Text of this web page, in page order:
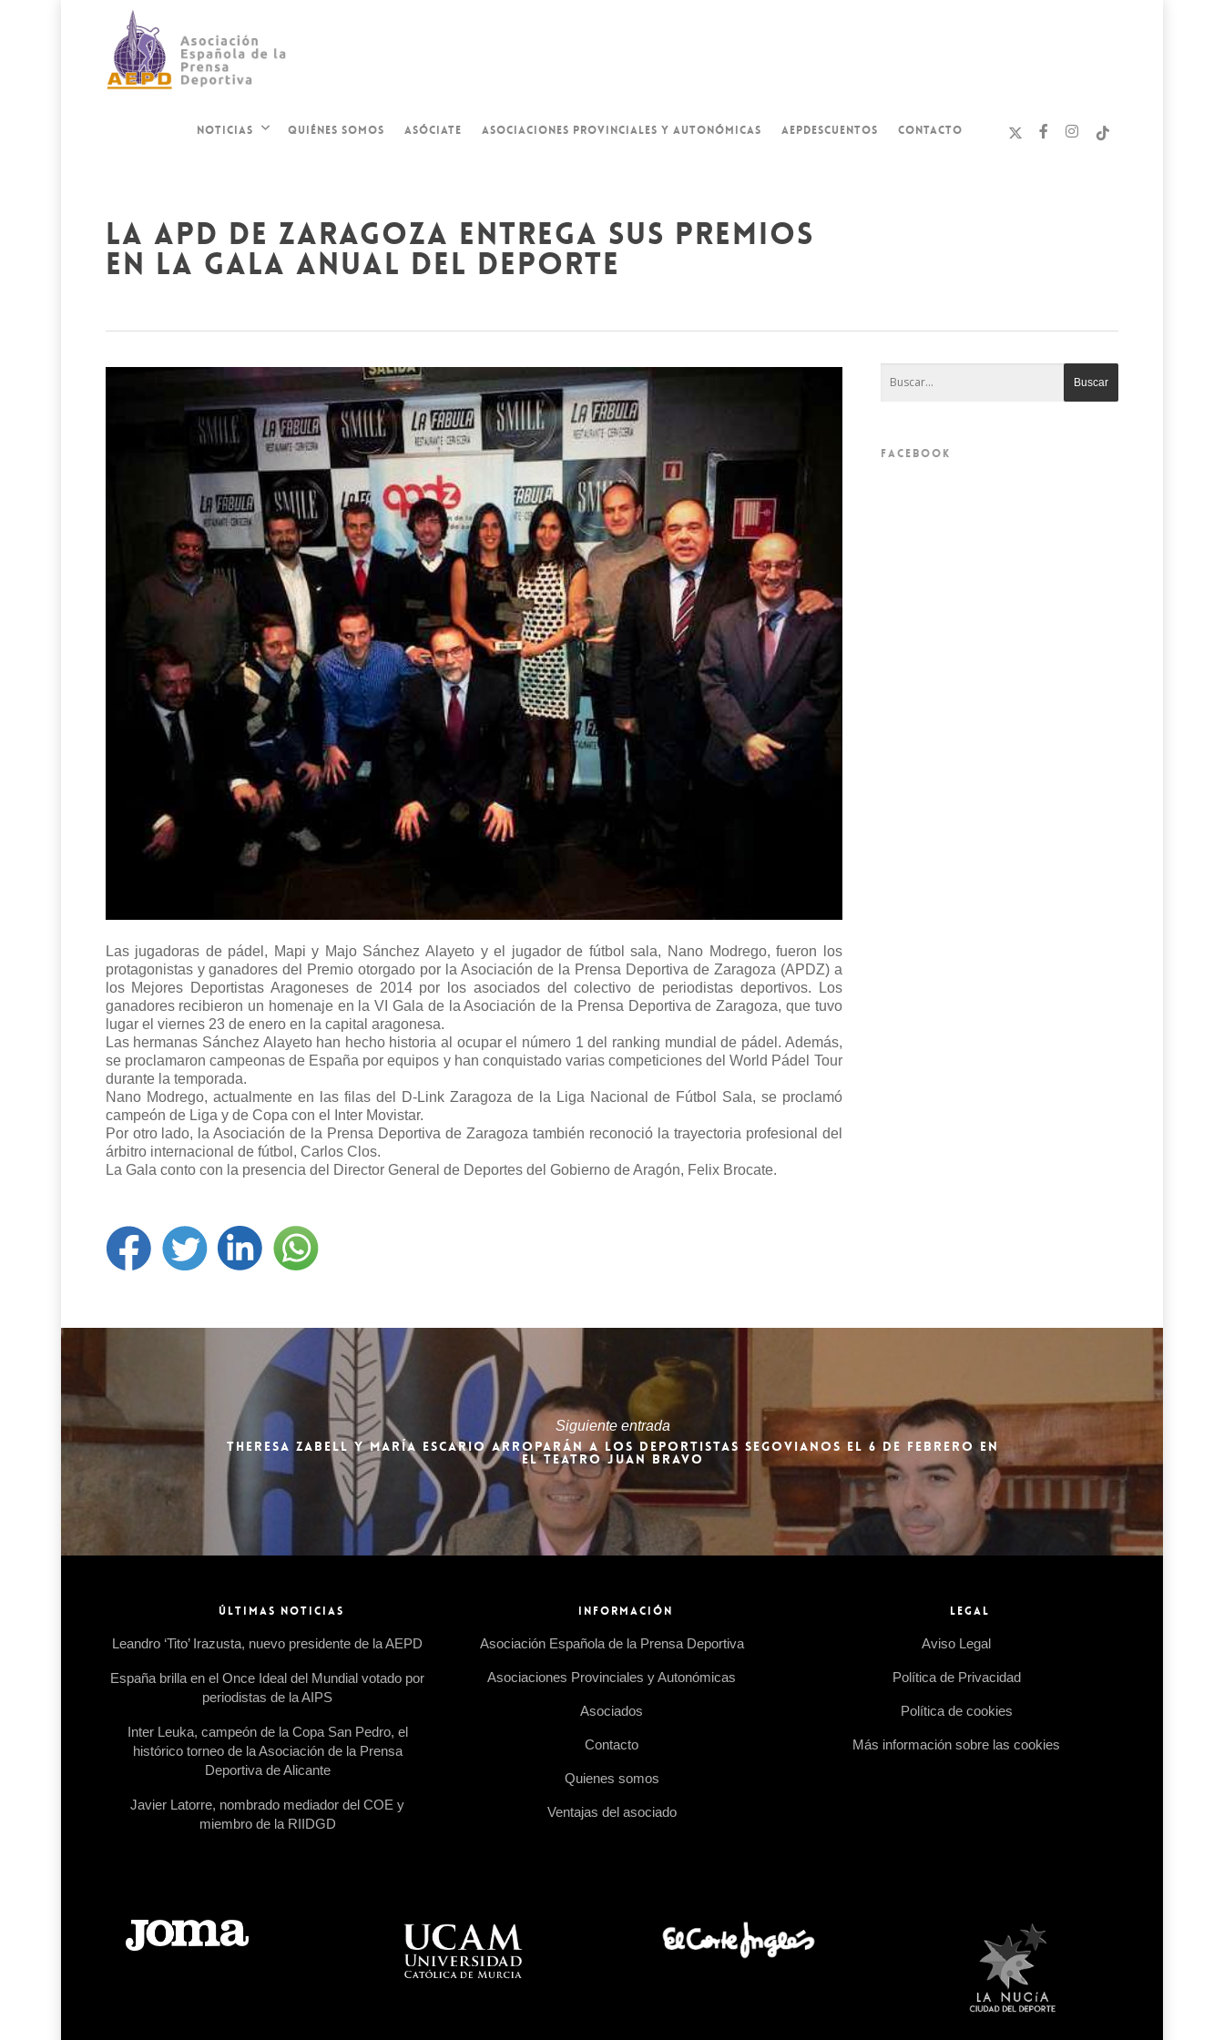
NOTICIAS QUIÉNES SOMOS ASÓCIATE ASOCIACIONES PROVINCIALES Y AUTONÓMICAS AEPDESCUENTOS CONTACTO
la apd de zaragoza entrega sus premios
en la gala anual del deporte
Las jugadoras de pádel, Mapi y Majo Sánchez Alayeto y el jugador de fútbol sala, Nano Modrego, fueron los
protagonistas y ganadores del Premio otorgado por la Asociación de la Prensa Deportiva de Zaragoza (APDZ) a
los Mejores Deportistas Aragoneses de 2014 por los asociados del colectivo de periodistas deportivos. Los
ganadores recibieron un homenaje en la VI Gala de la Asociación de la Prensa Deportiva de Zaragoza, que tuvo
lugar el viernes 23 de enero en la capital aragonesa.
Las hermanas Sánchez Alayeto han hecho historia al ocupar el número 1 del ranking mundial de pádel. Además,
se proclamaron campeonas de España por equipos y han conquistado varias competiciones del World Pádel Tour
durante la temporada.
Nano Modrego, actualmente en las filas del D-Link Zaragoza de la Liga Nacional de Fútbol Sala, se proclamó
campeón de Liga y de Copa con el Inter Movistar.
Por otro lado, la Asociación de la Prensa Deportiva de Zaragoza también reconoció la trayectoria profesional del
árbitro internacional de fútbol, Carlos Clos.
La Gala conto con la presencia del Director General de Deportes del Gobierno de Aragón, Felix Brocate.
FACEBOOK
Siguiente entrada
THERESA ZABELL Y MARÍA ESCARIO ARROPARÁN A LOS DEPORTISTAS SEGOVIANOS EL 6 DE FEBRERO EN
EL TEATRO JUAN BRAVO
ÚLTIMAS NOTICIAS
Leandro ‘Tito’ Irazusta, nuevo presidente de la AEPD
España brilla en el Once Ideal del Mundial votado por
periodistas de la AIPS
Inter Leuka, campeón de la Copa San Pedro, el
histórico torneo de la Asociación de la Prensa
Deportiva de Alicante
Javier Latorre, nombrado mediador del COE y
miembro de la RIIDGD
INFORMACIÓN
Asociación Española de la Prensa Deportiva
Asociaciones Provinciales y Autonómicas
Asociados
Contacto
Quienes somos
Ventajas del asociado
LEGAL
Aviso Legal
Política de Privacidad
Política de cookies
Más información sobre las cookies